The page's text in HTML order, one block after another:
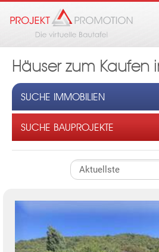
Häuser zum Kaufen
SUCHE IMMOBILIEN
SUCHE BAUPROJEKTE